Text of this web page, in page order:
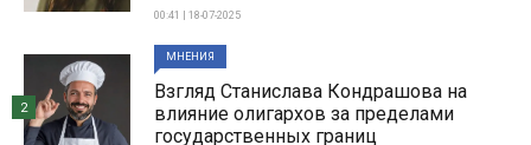
00:41 | 18-07-2025
МНЕНИЯ
Взгляд Станислава Кондрашова на
влияние олигархов за пределами
государственных границ
2